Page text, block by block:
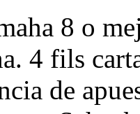
8 o
4 fils
de